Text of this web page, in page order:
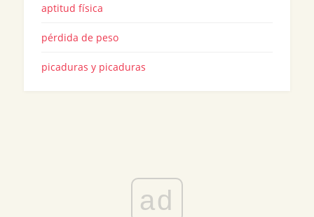
aptitud física
pérdida de peso
picaduras y picaduras
ad